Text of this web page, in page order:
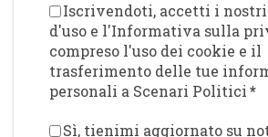
Iscrivendoti, accetti i
d'uso e l'Informativa sulla
compreso l'uso dei cookie e il
trasferimento delle tue
personali a Scenari Politici*
Sì, tienimi aggiornato su